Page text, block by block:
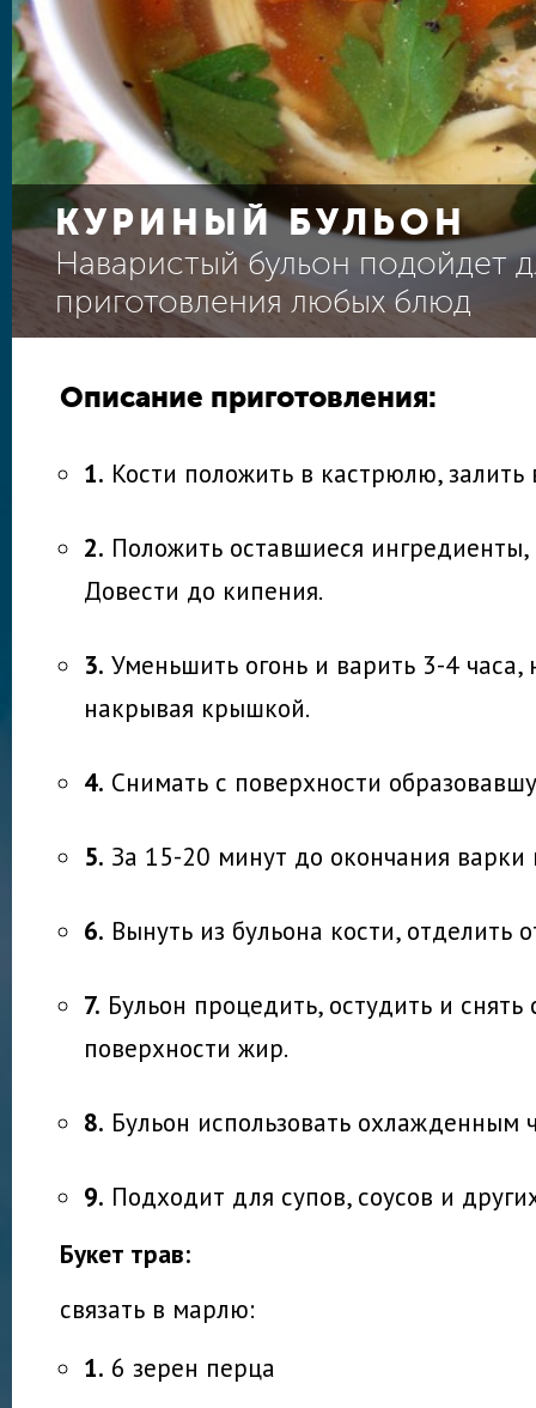
КУРИНЫЙ БУЛЬОН
Наваристый бульон подойдет
приготовления любых блюд
Описание приготовления:
1. Кости положить в кастрюлю, залить
2. Положить оставшиеся ингредиенты,
Довести до кипения.
3. Уменьшить огонь и варить 3-4 часа,
накрывая крышкой.
4. Снимать с поверхности
5. За 15-20 минут до окончания варки
6. Вынуть из бульона кости, отделить
7. Бульон процедить, остудить и снять
поверхности жир.
8. Бульон использовать охлажденным
9. Подходит для супов, соусов и
Букет трав:
связать в марлю:
1. 6 зерен перца